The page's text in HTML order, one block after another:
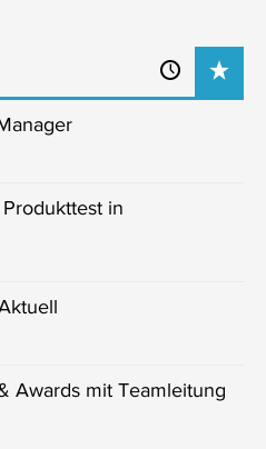
in
Awards mit Teamleitung